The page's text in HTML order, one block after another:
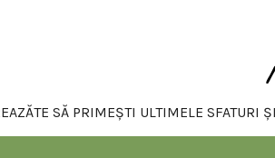
SĂ PRIMEȘTI ULTIMELE SFATURI